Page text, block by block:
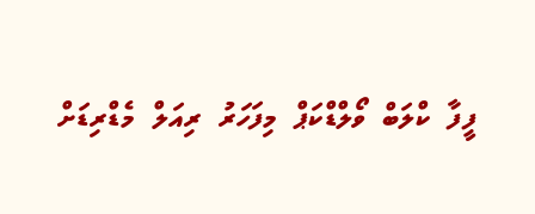
ފީފާ ކްލަބް ވޯލްޑްކަޕް މިފަހަރު ރިއަލް މެޑްރިޑަށް